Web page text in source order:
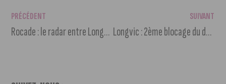
PRÉCÉDENT
Rocade : le radar entre Longvic et Saint-Apollinaire se modernise
SUIVANT
Longvic : 2ème blocage du dépôt pétrolier par les syndicats